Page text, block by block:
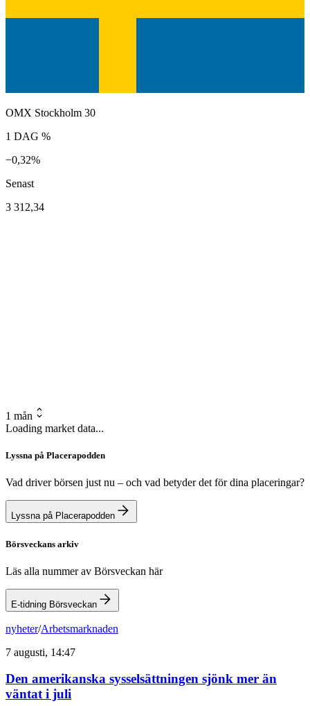
OMX Stockholm 30
1 DAG %
−0,32%
Senast
3 312,34
1 mån
Loading market data...
Lyssna på Placerapodden
Vad driver börsen just nu – och vad betyder det för dina placeringar?
Lyssna på Placerapodden
Börsveckans arkiv
Läs alla nummer av Börsveckan här
E-tidning Börsveckan
nyheter/Arbetsmarknaden
7 augusti, 14:47
Den amerikanska sysselsättningen sjönk mer än
väntat i juli